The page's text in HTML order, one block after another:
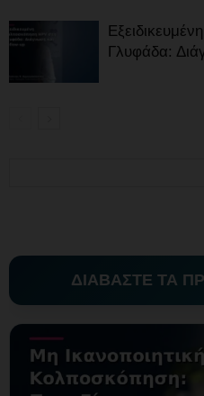
Γλυφάδα:
ΔΙΑΒΑΣΤΕ ΤΑ